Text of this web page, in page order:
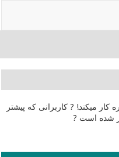
میکند! ? کاربرانی که پیشتر
شده است ?